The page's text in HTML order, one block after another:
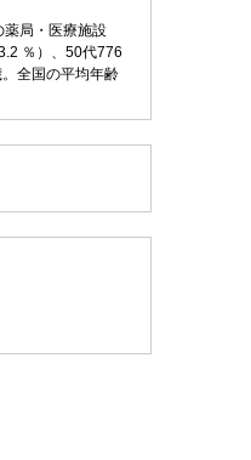
局・医療施設
％）、50代776
全国の平均年齢